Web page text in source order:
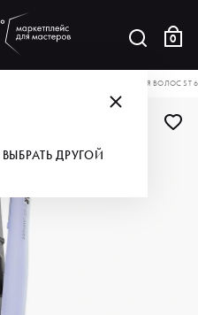
0
ВЫБРАТЬ ДРУГОЙ
JAGUAR ЩИПЦЫ ДЛЯ ВОЛОС